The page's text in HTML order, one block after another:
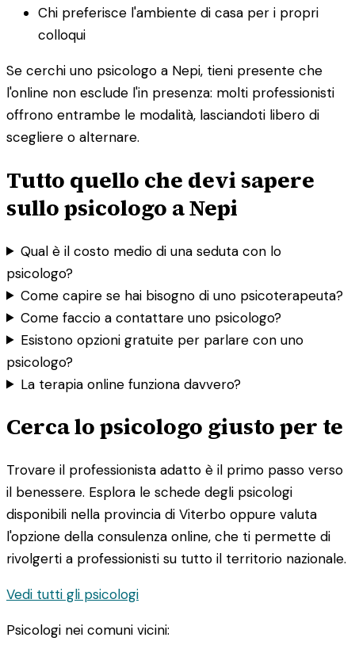
Chi preferisce l'ambiente di casa per i propri
colloqui
Se cerchi uno psicologo a Nepi, tieni presente che
l'online non esclude l'in presenza: molti professionisti
offrono entrambe le modalità, lasciandoti libero di
scegliere o alternare.
Tutto quello che devi sapere
sullo psicologo a Nepi
Qual è il costo medio di una seduta con lo
psicologo?
Come capire se hai bisogno di uno psicoterapeuta?
Come faccio a contattare uno psicologo?
Esistono opzioni gratuite per parlare con uno
psicologo?
La terapia online funziona davvero?
Cerca lo psicologo giusto per te
Trovare il professionista adatto è il primo passo verso
il benessere. Esplora le schede degli psicologi
disponibili nella provincia di Viterbo oppure valuta
l'opzione della consulenza online, che ti permette di
rivolgerti a professionisti su tutto il territorio nazionale.
Vedi tutti gli psicologi
Psicologi nei comuni vicini: